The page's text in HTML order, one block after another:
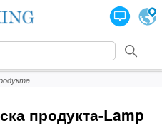
продукта-Lamp